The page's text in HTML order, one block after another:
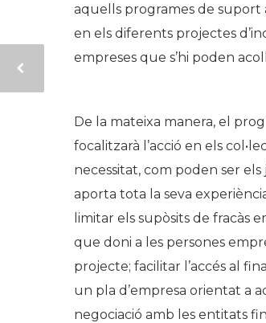
aquells programes de suport
en els diferents projectes
empreses que s’hi poden
De la mateixa manera, el
focalitzarà l’acció en els
necessitat, com poden ser els
aporta tota la seva
limitar els supòsits de fracàs
que doni a les persones
projecte; facilitar l’accés al
un pla d’empresa orientat a
negociació amb les entitats